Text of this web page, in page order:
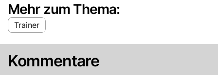
Mehr zum Thema:
Trainer
Kommentare